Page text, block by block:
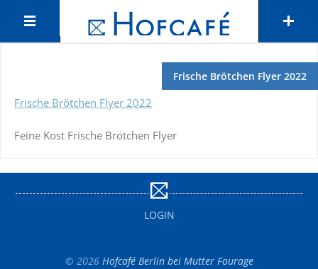
Frische Brötchen Flyer 2022
Frische Brötchen Flyer 2022
Feine Kost Frische Brötchen Flyer
LOGIN
© 2026 Hofcafé Berlin bei Mutter Fourage